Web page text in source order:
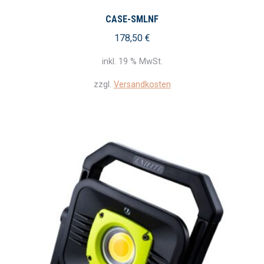
CASE-SMLNF
178,50 €
inkl. 19 % MwSt.
zzgl. Versandkosten